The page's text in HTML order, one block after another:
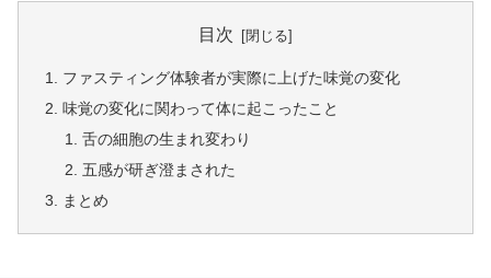
目次
ファスティング体験者が実際に上げた味覚の変化
味覚の変化に関わって体に起こったこと
舌の細胞の生まれ変わり
五感が研ぎ澄まされた
まとめ